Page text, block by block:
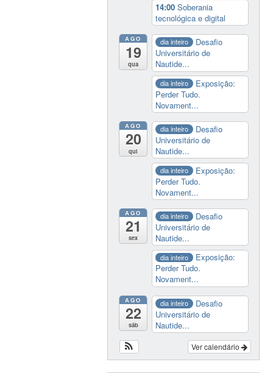
14:00Soberania
tecnológica e digital
AGO
19
qua
dia inteiro
Desafio
Universitário de
Nautide...
dia inteiro
Exposição:
Perder Tudo.
Novament...
AGO
20
qui
dia inteiro
Desafio
Universitário de
Nautide...
dia inteiro
Exposição:
Perder Tudo.
Novament...
AGO
21
sex
dia inteiro
Desafio
Universitário de
Nautide...
dia inteiro
Exposição:
Perder Tudo.
Novament...
AGO
22
sáb
dia inteiro
Desafio
Universitário de
Nautide...
Ver calendário